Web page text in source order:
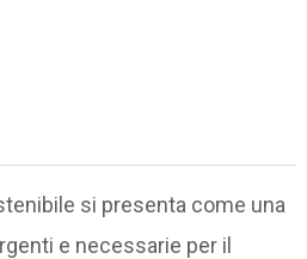
si presenta come una
e necessarie per il